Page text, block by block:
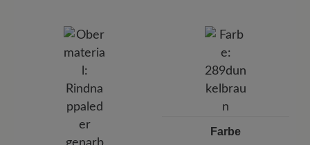
Pleidelsheimer Str. 15/1, 74321 Bietigheim-Bissingen,
E-mail:
kundenbetreuung@baer-schuhe.de
Farbe